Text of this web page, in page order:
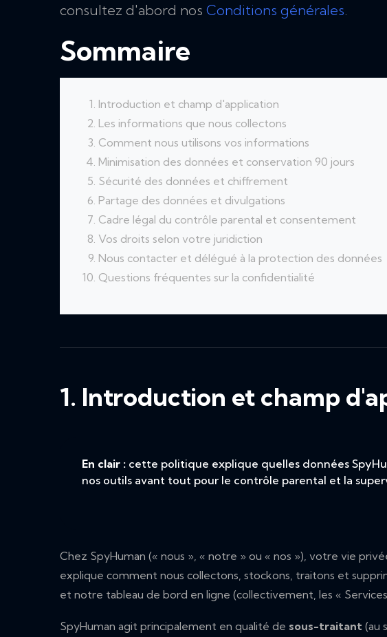
consultez d'abord nos Conditions générales
Sommaire
Introduction et champ d'application
Les informations que nous collectons
Comment nous utilisons vos informations
Minimisation des données et conservation 90 jours
Sécurité des données et chiffrement
Partage des données et divulgations
Cadre légal du contrôle parental et consentement
Vos droits selon votre juridiction
Nous contacter et délégué à la protection des données
Questions fréquentes sur la confidentialité
1. Introduction et champ
En clair : cette politique explique quelles données
nos outils avant tout pour le contrôle parental et la
Chez SpyHuman (« nous », « notre » ou « nos »), votre vie
explique comment nous collectons, stockons, traitons et
et notre tableau de bord en ligne (collectivement, les « Services
SpyHuman agit principalement en qualité de sous-traitant (au